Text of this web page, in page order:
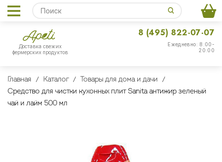
Доставка свежих
фермерских продуктов
Ежедневно: 8:00-
20:00
8 (495) 822-07-07
Главная Каталог
Товары для дома и дачи
Средство для чистки кухонных плит Sanita антижир зеленый
чай и лайм 500 мл